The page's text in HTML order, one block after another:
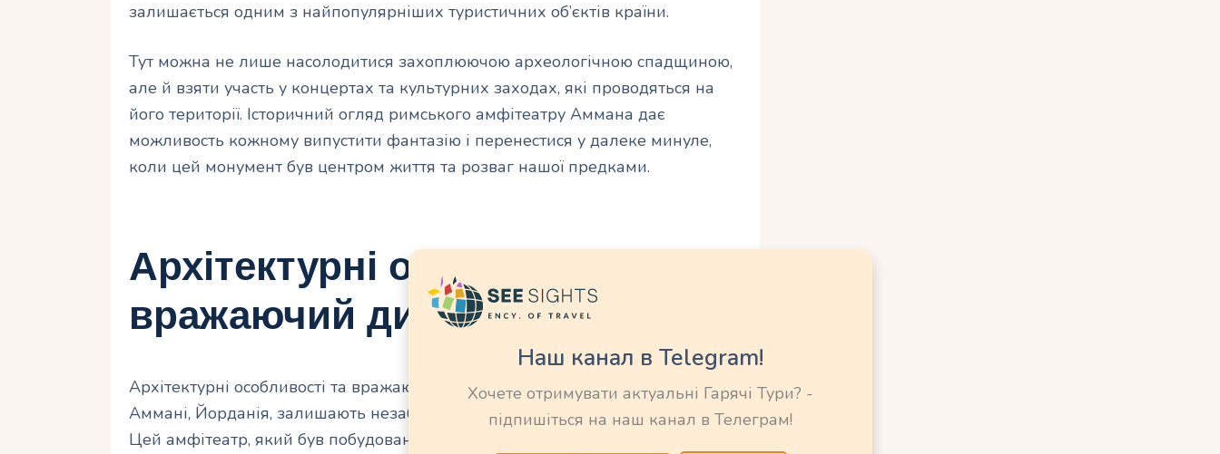
залишається одним з найпопулярніших туристичних об’єктів країни.
Тут можна не лише насолодитися захоплюючою археологічною спадщиною,
але й взяти участь у концертах та культурних заходах, які проводяться на
його території. Історичний огляд римського амфітеатру Аммана дає
можливость кожному випустити фантазію і перенестися у далеке минуле,
коли цей монумент був центром життя та розваг нашої предками.
Архітектурні особливості та
вражаючий дизайн
Архітектурні особливості та вражаючий дизайн римського амфітеатру в
Аммані, Йорданія, залишають незабутнє враження на кожного відвідувача.
Цей амфітеатр, який був побудований у 2-3 століттях н.е., має форму овалу з
Наш канал в Telegram!
Хочете отримувати актуальні Гарячі Тури? -
підпишіться на наш канал в Телеграм!